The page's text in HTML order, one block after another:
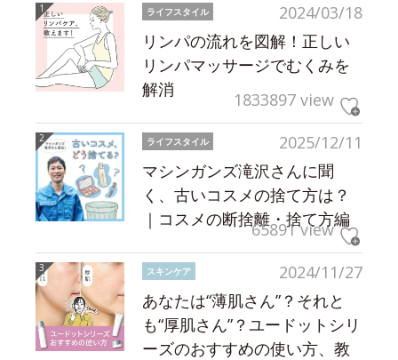
2024/03/18
ライフスタイル
リンパの流れを図解！正しい
リンパマッサージでむくみを
解消
1833897 view
2025/12/11
ライフスタイル
マシンガンズ滝沢さんに聞
く、古いコスメの捨て方は？
｜コスメの断捨離・捨て方編
65891 view
2024/11/27
スキンケア
あなたは“薄肌さん”？それと
も“厚肌さん”？ユードットシリ
ーズのおすすめの使い方、教